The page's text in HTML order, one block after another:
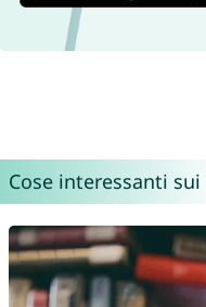
Cose interessanti